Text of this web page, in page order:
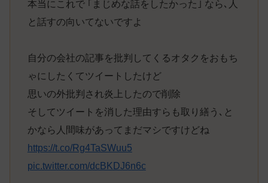
本当にこれで ｢まじめな話をしたかった｣ なら､人
と話すの向いてないですよ
自分の会社の記事を批判してくるオタクをおもち
ゃにしたくてツイートしたけど
思いの外批判され炎上したので削除
そしてツイートを消した理由すらも取り繕う､と
かなら人間味があってまだマシですけどね
https://t.co/Rg4TaSWuu5
pic.twitter.com/dcBKDJ6n6c